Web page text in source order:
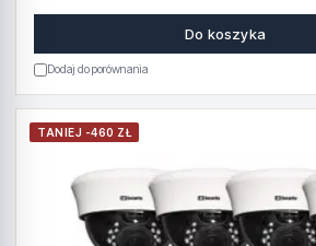
Do koszyka
Dodaj do porównania
TANIEJ -460 ZŁ